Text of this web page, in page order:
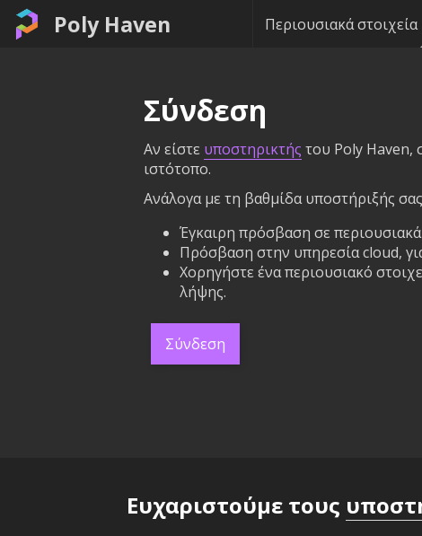
Poly Haven Περιουσιακά στοιχεία
Σύνδεση
Αν είστε υποστηρικτής του Poly Haven,
ιστότοπο.
Ανάλογα με τη βαθμίδα υποστήριξής
Έγκαιρη πρόσβαση σε
Πρόσβαση στην υπηρεσία cloud,
Χορηγήστε ένα περιουσιακό
λήψης.
Σύνδεση
Ευχαριστούμε τους